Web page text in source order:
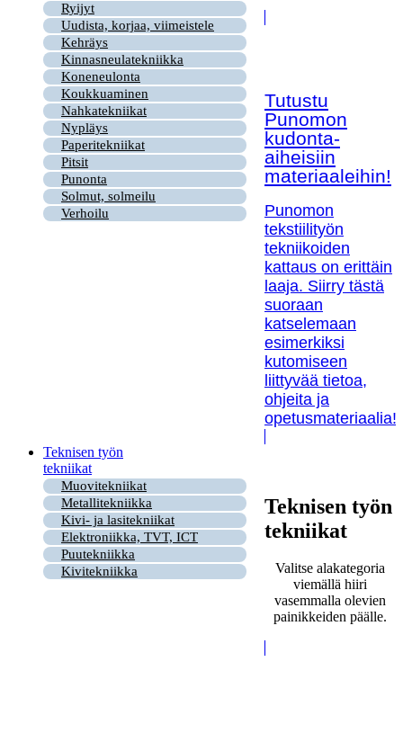
Ryijyt
Uudista, korjaa, viimeistele
Kehräys
Kinnasneulatekniikka
Koneneulonta
Koukkuaminen
Nahkatekniikat
Nypläys
Paperitekniikat
Pitsit
Punonta
Solmut, solmeilu
Verhoilu
Tutustu
Punomon
kudonta-
aiheisiin
materiaaleihin!
Punomon
tekstiilityön
tekniikoiden
kattaus on erittäin
laaja. Siirry tästä
suoraan
katselemaan
esimerkiksi
kutomiseen
liittyvää tietoa,
ohjeita ja
opetusmateriaalia!
Teknisen työn
tekniikat
Muovitekniikat
Metallitekniikka
Kivi- ja lasitekniikat
Elektroniikka, TVT, ICT
Puutekniikka
Kivitekniikka
Teknisen työn
tekniikat
Valitse alakategoria
viemällä hiiri
vasemmalla olevien
painikkeiden päälle.